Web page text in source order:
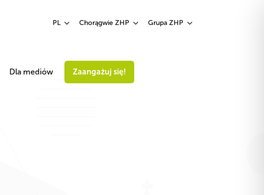
PL Chorągwie ZHP Grupa ZHP
Dla mediów Zaangażuj się!